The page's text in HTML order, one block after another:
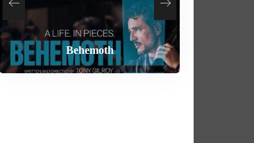
Heart of the Beast
Behemoth
How To Rob A Bank
By Any Means